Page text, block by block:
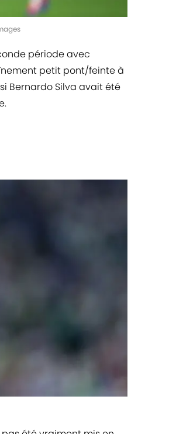
période avec
petit pont/feinte à
Bernardo Silva avait été